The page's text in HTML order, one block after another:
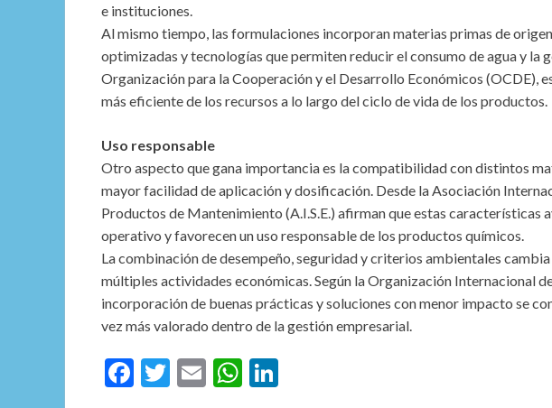
e instituciones.
Al mismo tiempo, las formulaciones incorporan materias primas de
optimizadas y tecnologías que permiten reducir el consumo de agua y la
Organización para la Cooperación y el Desarrollo Económicos (OCDE),
más eficiente de los recursos a lo largo del ciclo de vida de los productos.
Uso responsable
Otro aspecto que gana importancia es la compatibilidad con distintos
mayor facilidad de aplicación y dosificación. Desde la Asociación
Productos de Mantenimiento (A.I.S.E.) afirman que estas características
operativo y favorecen un uso responsable de los productos químicos.
La combinación de desempeño, seguridad y criterios ambientales
múltiples actividades económicas. Según la Organización Internacional
incorporación de buenas prácticas y soluciones con menor impacto se
vez más valorado dentro de la gestión empresarial.
F
T
E
W